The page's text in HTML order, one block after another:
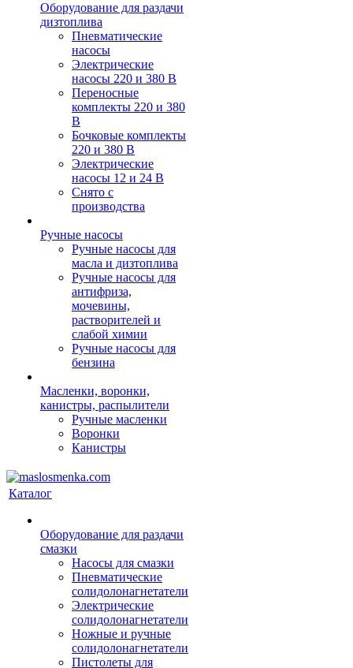
Оборудование для раздачи
дизтоплива
Пневматические
насосы
Электрические
насосы 220 и 380 В
Переносные
комплекты 220 и 380
В
Бочковые комплекты
220 и 380 В
Электрические
насосы 12 и 24 В
Снято с
производства
Ручные насосы
Ручные насосы для
масла и дизтоплива
Ручные насосы для
антифриза,
мочевины,
растворителей и
слабой химии
Ручные насосы для
бензина
Масленки, воронки,
канистры, распылители
Ручные масленки
Воронки
Канистры
Каталог
Оборудование для раздачи
смазки
Насосы для смазки
Пневматические
солидолонагнетатели
Электрические
солидолонагнетатели
Ножные и ручные
солидолонагнетатели
Пистолеты для